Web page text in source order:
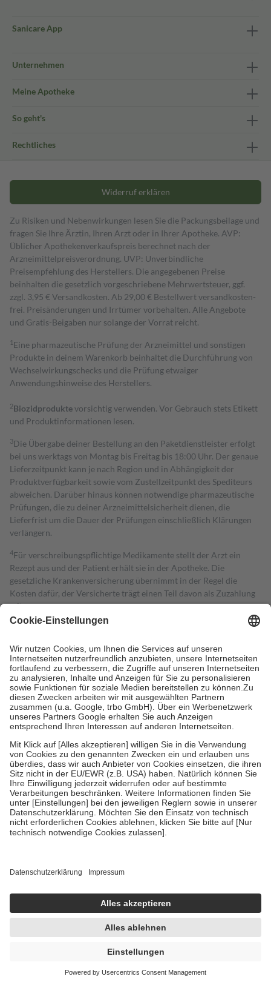
Sanicare App
Unternehmen
Meine Apotheke
So geht's
Rechtliches
Widerruf erklären
Zu Risiken und Nebenwirkungen lesen Sie die Packungsbeilage und
fragen Sie Ihre Ärztin, Ihren Arzt oder in Ihrer Apotheke. AVP:
Üblicher Apothekenverkaufspreis berechnet nach der
Arzneimittelpreisverordnung. UVP: Unverbindliche
Preisempfehlung des Herstellers. Die angegebenen Preise
beinhalten die gesetzlich vorgeschriebene Mehrwertsteuer, ggf.
zzgl. 3,95 € Versandkosten. Ab 29,00 € Bestell­wert versand­kosten­
frei. Preisänderungen und Irrtümer vorbehalten. Alle Angebote
und Gratis-Beigaben nur solange der Vorrat reicht.
1 Eine pharmazeutische Prüfung der Arzneimittel und sonstigen
Produkte in deinem Warenkorb beinhaltet die Durchführung von
Wechselwirkungschecks und die Prüfung etwaiger
Anwendungshinweise des Herstellers.
2Biozidproduktevorsichtig verwenden. Vor Gebrauch stets Etikett
und Produktinformationen lesen.
3Die Übergabe deiner Bestellung an den Paketdienstleister erfolgt
bei uns werktags von Montag bis Freitag bis 18:00 Uhr. Der genaue
Lieferzeitpunkt kann je nach Region und in Abhängigkeit der
Produktverfügbarkeit sowie vom Zustellzeitpunkt des Spediteurs
abweichen. Darüber hinaus können notwendige pharmazeutische
Prüfungen, die zu deiner Arzneimittelsicherheit dienen, die
Lieferfrist um die Dauer der Prüfungen einschließlich Klärungen
verlängern.
4Für verschreibungspflichtige Medikamente stellt der Arzt ein
Rezept aus und der Patient erhält sie in der Apotheke. Die
gesetzliche Krankenversicherung übernimmt in der Regel die
Kosten dafür, der Versicherte trägt einen Teil davon als Zuzahlung
mit.
Grundsätzlich leisten Mitglieder Zuzahlungen in Höhe von zehn
höchstens zehn Euro.
Es sind jedoch nie mehr als die tatsächlichen
Kosten der Leistung zu entrichten.
Diese Regeln gelten grundsätzlich auch für Online-Apotheken.
Bei Heilmitteln und häuslicher Krankenpflege beträgt die
Zuzahlung zehn Prozent der Kosten sowie zehn Euro je
Verordnung.
Um das Engagement der Versicherten für ihre eigene Gesundheit zu
stärken und die besondere Stellung der Familie zu unterstützen,
fallenkeine Zuzahlungenan bei:
• Kindern und Jugendlichen bis zum vollendeten 18. Lebensjahr
mit Ausnahme der Fahrkosten
• Untersuchungen zur Vorsorge und Früherkennung, die von der
GKV getragen werden
• empfohlenen Schutzimpfungen
• Harn- und Blutteststreifen
getroffen, um sicherzustellen, dass es sich um echte Bewertungen
https://help.etrusted.com/hc/de/articles/4419944605341
Einige Bilder und Inhalte wurden unter Zuhilfenahme künstlicher